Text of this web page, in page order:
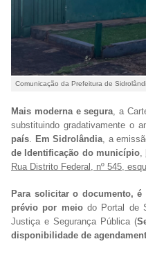
Comunicação da Prefeitura de
Mais moderna e segura, a
substituindo gradativamente o
país. Em Sidrolândia, a
de Identificação do município,
Rua Distrito Federal, nº 545,
Para solicitar o documento, é
prévio por meiodo Portal de
Justiça e Segurança Pública (
disponibilidade de